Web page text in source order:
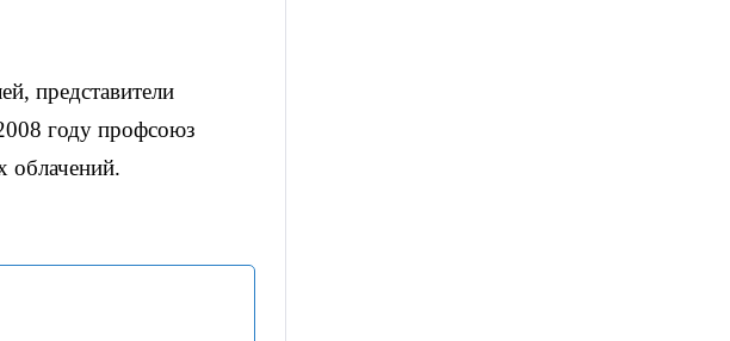
представители
году профсоюз
облачений.